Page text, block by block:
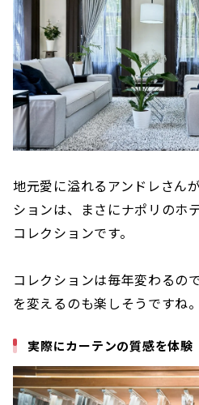
地元愛に溢れるアンドレさん
ションは、まさにナポリのホ
コレクションです。
コレクションは毎年変わるの
を変えるのも楽しそうですね。
実際にカーテンの質感を体験